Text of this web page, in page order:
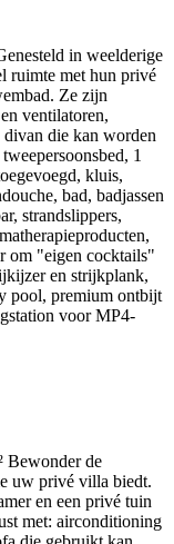
in weelderige
ruimte met hun privé
Ze zijn
ventilatoren,
die kan worden
1
kluis,
bad, badjassen
strandslippers,
om "eigen cocktails"
en strijkplank,
pool, premium ontbijt
voor MP4-
Bewonder de
uw privé villa biedt.
en een privé tuin
met: airconditioning